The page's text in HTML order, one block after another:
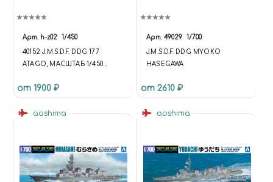
Арт. h-z02 1/450
40152 J.M.S.D.F. DDG 177
ATAGO, МАСШТАБ 1/450
(H-Z02) КОРАБЛИ
от 1900 ₽
Арт. 49029 1/700
J.M.S.D.F. DDG MYOKO
HASEGAWA
от 2610 ₽
aoshima aoshima